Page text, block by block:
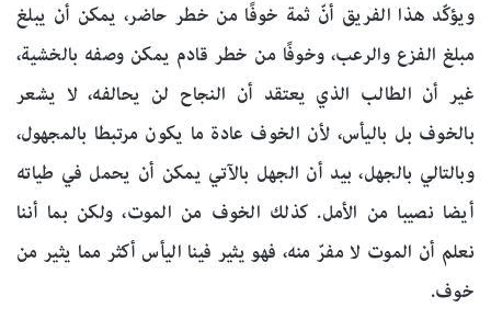
ويؤكّد هذا الفريق أنّ ثمة خوفًا من خطر حاضر، يمكن أن يبلغ
مبلغ الفزع والرعب، وخوفًا من خطر قادم يمكن وصفه بالخشية،
غير أن الطالب الذي يعتقد أن النجاح لن يحالفه، لا يشعر
بالخوف بل باليأس، لأن الخوف عادة ما يكون مرتبطا بالمجهول،
وبالتالي بالجهل، بيد أن الجهل بالآتي يمكن أن يحمل في طياته
أيضا نصيبا من الأمل. كذلك الخوف من الموت، ولكن بما أننا
نعلم أن الموت لا مفرّ منه، فهو يثير فينا اليأس أكثر مما يثير من
خوف.